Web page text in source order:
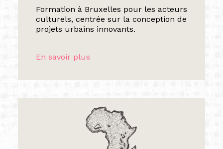
Formation à Bruxelles pour les acteurs
culturels, centrée sur la conception de
projets urbains innovants.
En savoir plus